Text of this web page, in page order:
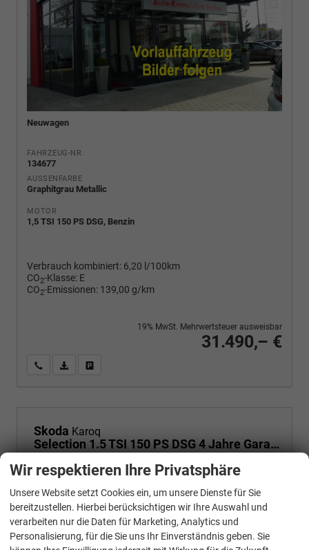
Neuwagen
FAHRZEUG-NR.
134677
AUSSENFARBE
Graphitgrau Metallic
MOTOR
1,5 TSI 150 PS DSG, Benzin
Verbrauch kombiniert: 6,20 l/100km
CO2-Klasse: E
CO2-Emissionen: 139,00 g/km
31.490,– €
19% MwSt. Mehrwertsteuer ausweisbar
Wir rufen Sie anPDF-Fahrzeugexposé drucken
Skoda Karoq
Selection 1.5 TSI 150 PS DSG 4 Jahre Garantie-Anhängerkupplung-Keyless Start-AppleCarPlay-AndroidAuto-Sunset-Tempomat-2-Zonen-Klima-16''Alu
Wir respektieren Ihre Privatsphäre
Unsere Website setzt Cookies ein, um unsere Dienste für Sie
bereitzustellen. Hierbei berücksichtigen wir Ihre Auswahl und
verarbeiten nur die Daten für Marketing, Analytics und
Personalisierung, für die Sie uns Ihr Einverständnis geben. Sie